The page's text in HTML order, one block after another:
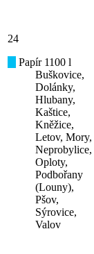
24
Papír 1100 l
Buškovice,
Dolánky,
Hlubany,
Kaštice,
Kněžice,
Letov, Mory,
Neprobylice,
Oploty,
Podbořany
(Louny),
Pšov,
Sýrovice,
Valov